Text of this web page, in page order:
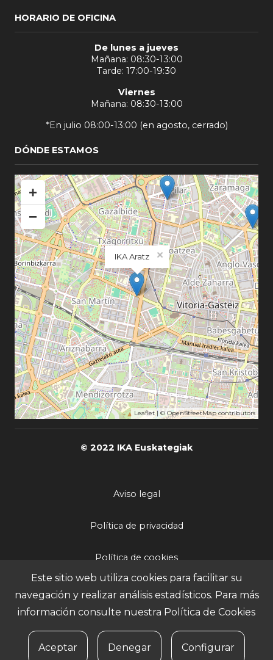
HORARIO DE OFICINA
De lunes a jueves
Mañana: 08:30-13:00
Tarde: 17:00-19:30
Viernes
Mañana: 08:30-13:00
*En julio 08:00-13:00 (en agosto, cerrado)
DÓNDE ESTAMOS
IKA Aratz ×
+
−
Leaflet| ©OpenStreetMapcontributors
© 2022 IKA Euskategiak
Aviso legal
Política de privacidad
Política de cookies
Igualdad
Área de profesores
Este sitio web utiliza cookies para facilitar su
navegación y realizar análisis estadísticos. Para más
información consulte nuestra Política de Cookies
Aceptar Denegar Configurar